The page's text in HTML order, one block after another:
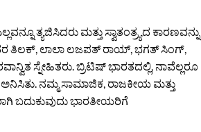
ತ್ಯಜಿಸಿದರು ಮತ್ತು ಸ್ವಾತಂತ್ರ್ಯದ ಕಾರಣವನ್ನು
ತಿಲಕ್, ಲಾಲಾ ಲಜಪತ್ ರಾಯ್, ಭಗತ್ ಸಿಂಗ್,
ಸ್ನೇಹಿತರು. ಬ್ರಿಟಿಷ್ ಭಾರತದಲ್ಲಿ, ನಾವೆಲ್ಲರೂ
ನಮ್ಮ ಸಾಮಾಜಿಕ, ರಾಜಕೀಯ ಮತ್ತು
ಬದುಕುವುದು ಭಾರತೀಯರಿಗೆ